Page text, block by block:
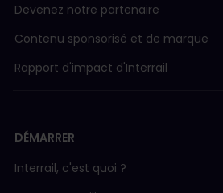
Devenez notre partenaire
Contenu sponsorisé et de marque
Rapport d'impact d'Interrail
DÉMARRER
Interrail, c'est quoi ?